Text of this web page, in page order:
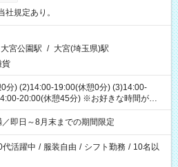
社規定あり。
大宮公園駅 / 大宮(埼玉県)駅
貨
分) (2)14:00-19:00(休憩0分) (3)14:00-
20:00(休憩45分) ※お好きな時間が選べ
即日～8月末までの期間限定
代活躍中 / 服装自由 / シフト勤務 / 10名以